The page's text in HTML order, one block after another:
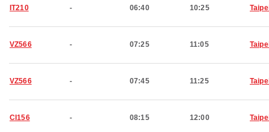
IT210 - 06:40 10:25
VZ566 - 07:25 11:05
VZ566 - 07:45 11:25
CI156 - 08:15 12:00